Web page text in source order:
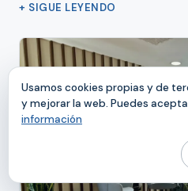
+ SIGUE LEYENDO
Usamos cookies propias y de
y mejorar la web. Puedes
información